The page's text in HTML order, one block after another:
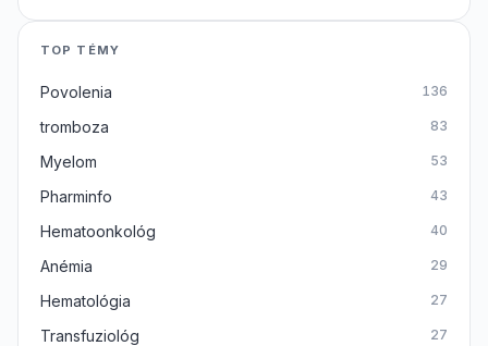
TOP TÉMY
Povolenia 136
tromboza 83
Myelom 53
Pharminfo 43
Hematoonkológ 40
Anémia 29
Hematológia 27
Transfuziológ 27